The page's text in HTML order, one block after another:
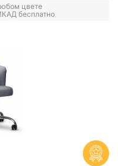
цвете
бесплатно